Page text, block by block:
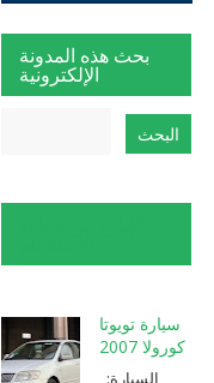
بحث هذه المدونة
الإلكترونية
سيارة تويوتا
كورولا 2007